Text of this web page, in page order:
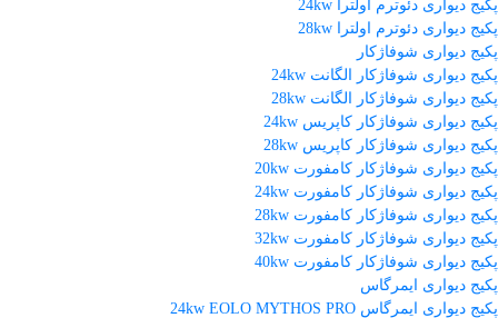
پکیج دیواری دئوترم اولترا 24kw
پکیج دیواری دئوترم اولترا 28kw
پکیج دیواری شوفاژکار
پکیج دیواری شوفاژکار الگانت 24kw
پکیج دیواری شوفاژکار الگانت 28kw
پکیج دیواری شوفاژکار کاپریس 24kw
پکیج دیواری شوفاژکار کاپریس 28kw
پکیج دیواری شوفاژکار کامفورت 20kw
پکیج دیواری شوفاژکار کامفورت 24kw
پکیج دیواری شوفاژکار کامفورت 28kw
پکیج دیواری شوفاژکار کامفورت 32kw
پکیج دیواری شوفاژکار کامفورت 40kw
پکیج دیواری ایمرگاس
پکیج دیواری ایمرگاس 24kw EOLO MYTHOS PRO